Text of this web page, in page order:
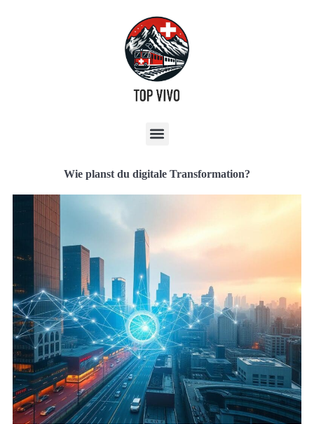
Wie planst du digitale Transformation?